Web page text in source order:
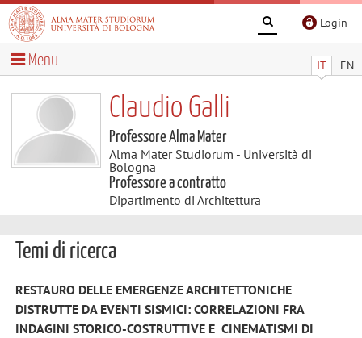
Login
IT EN
Menu
Claudio Galli
Professore Alma Mater
Alma Mater Studiorum - Università di
Bologna
Professore a contratto
Dipartimento di Architettura
Temi di ricerca
RESTAURO DELLE EMERGENZE ARCHITETTONICHE
DISTRUTTE DA EVENTI SISMICI: CORRELAZIONI FRA
INDAGINI STORICO-COSTRUTTIVE E CINEMATISMI DI